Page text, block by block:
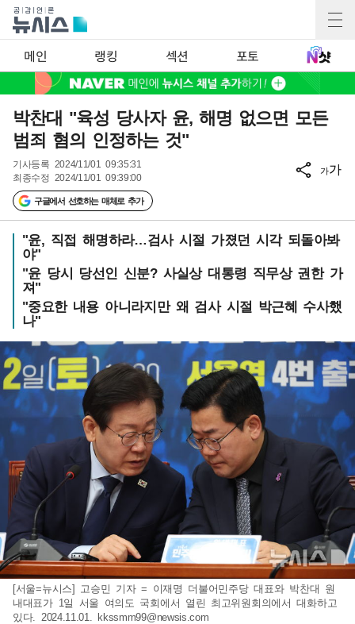
메인 랭킹 섹션 포토
박찬대 "육성 당사자 윤, 해명 없으면 모든
범죄 혐의 인정하는 것"
기사등록 2024/11/01 09:35:31
최종수정 2024/11/01 09:39:00
구글에서 선호하는 매체로 추가
가가
"윤, 직접 해명하라…검사 시절 가졌던 시각 되돌아봐
야"
"윤 당시 당선인 신분? 사실상 대통령 직무상 권한 가
져"
"중요한 내용 아니라지만 왜 검사 시절 박근혜 수사했
나"
[서울=뉴시스] 고승민 기자 = 이재명 더불어민주당 대표와 박찬대 원
내대표가 1일 서울 여의도 국회에서 열린 최고위원회의에서 대화하고
있다. 2024.11.01. kkssmm99@newsis.com